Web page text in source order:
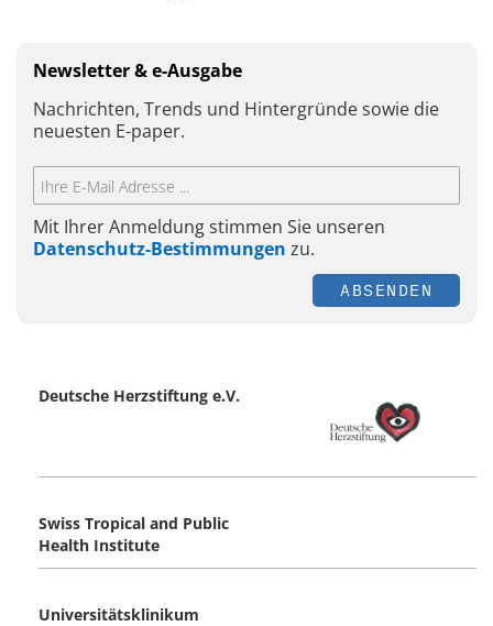
Newsletter & e-Ausgabe
Nachrichten, Trends und Hintergründe sowie die
neuesten E-paper.
Mit Ihrer Anmeldung stimmen Sie unseren
Datenschutz-Bestimmungen zu.
ABSENDEN
Deutsche Herzstiftung e.V.
Swiss Tropical and Public
Health Institute
Universitätsklinikum